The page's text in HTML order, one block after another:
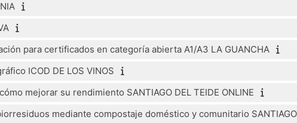
para certificados en categoría abierta A1/A3 LA GUANCHA
ICOD DE LOS VINOS
mejorar su rendimiento SANTIAGO DEL TEIDE ONLINE
mediante compostaje doméstico y comunitario SANTIAGO